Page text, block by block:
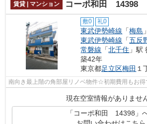
賃貸 | マンション コーポ和田 14398
敷0 礼0
東武伊勢崎線 「梅島
東武伊勢崎線 「五反
常磐線 「北千住 」駅
築42年
東京都足立区梅田 １
南向き最上階の角部屋リノベ物件☆初期費用もお
現在空室情報がありませ
「コーポ和田 14398」